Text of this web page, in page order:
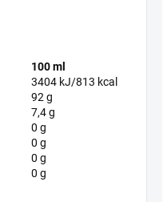
100 ml
3404 kJ/813 kcal
92 g
7,4 g
0 g
0 g
0 g
0 g